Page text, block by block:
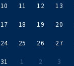
10 11 12 13
17 18 19 20
24 25 26 27
31 1 2 3